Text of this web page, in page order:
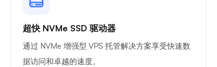
超快 NVMe SSD 驱动器
通过 NVMe 增强型 VPS 托管解决方案享受快速数
据访问和卓越的速度。